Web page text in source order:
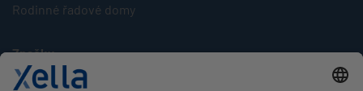
Rodinné řadové domy
Značky
Multipor